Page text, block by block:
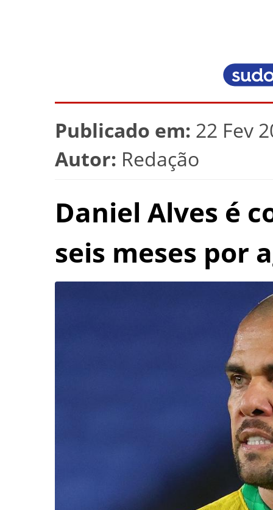
Publicado em: 22 Fev
Autor: Redação
Daniel Alves é
seis meses por